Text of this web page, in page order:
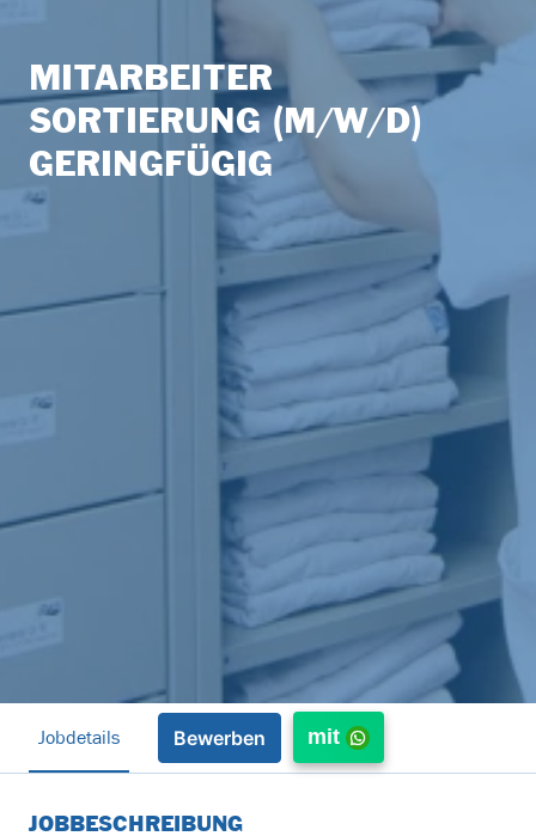
MITARBEITER
SORTIERUNG (M/W/D)
GERINGFÜGIG
Jobdetails Bewerben mit
JOBBESCHREIBUNG